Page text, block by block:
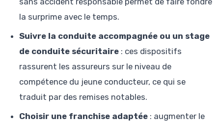
la surprime avec le temps.
Suivre la conduite accompagnée ou un stage
de conduite sécuritaire : ces dispositifs
rassurent les assureurs sur le niveau de
compétence du jeune conducteur, ce qui se
traduit par des remises notables.
Choisir une franchise adaptée : augmenter le